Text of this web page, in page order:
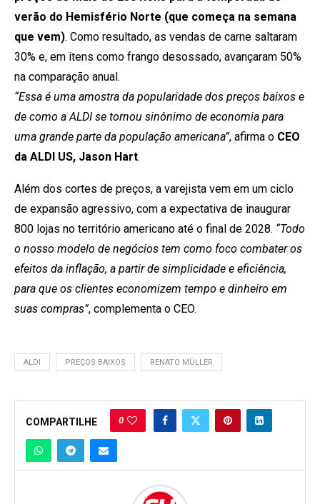
verão do Hemisfério Norte (que começa na semana
que vem). Como resultado, as vendas de carne saltaram
30% e, em itens como frango desossado, avançaram 50%
na comparação anual.
“Essa é uma amostra da popularidade dos preços baixos e
de como a ALDI se tornou sinônimo de economia para
uma grande parte da população americana”, afirma o CEO
da ALDI US, Jason Hart.
Além dos cortes de preços, a varejista vem em um ciclo
de expansão agressivo, com a expectativa de inaugurar
800 lojas no território americano até o final de 2028. “Todo
o nosso modelo de negócios tem como foco combater os
efeitos da inflação, a partir de simplicidade e eficiência,
para que os clientes economizem tempo e dinheiro em
suas compras”, complementa o CEO.
ALDI PREÇOS BAIXOS RENATO MÜLLER
COMPARTILHE 0